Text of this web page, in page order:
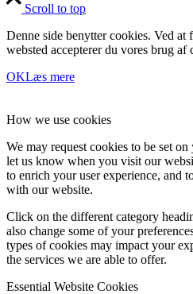
Scroll to top
Denne side benytter cookies. Ved at
websted accepterer du vores brug af
OKLæs mere
How we use cookies
We may request cookies to be set
let us know when you visit our
to enrich your user experience, and
with our website.
Click on the different category
also change some of your
types of cookies may impact your
the services we are able to offer.
Essential Website Cookies